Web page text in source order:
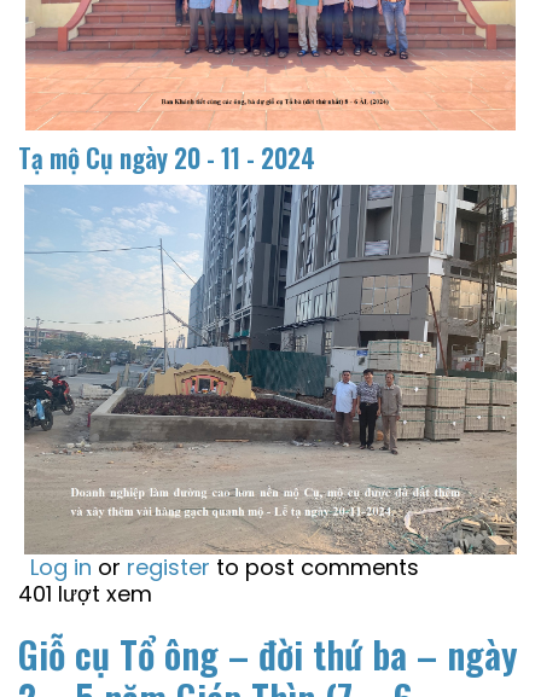
Tạ mộ Cụ ngày20 - 11 - 2024
Log in or register to post comments
401 lượt xem
Giỗ cụ Tổ ông – đời thứ ba – ngày